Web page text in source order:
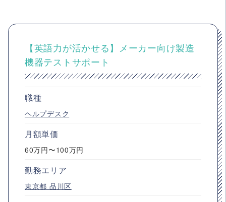
【英語力が活かせる】メーカー向け製造
機器テストサポート
職種
ヘルプデスク
月額単価
60万円〜100万円
勤務エリア
東京都 品川区